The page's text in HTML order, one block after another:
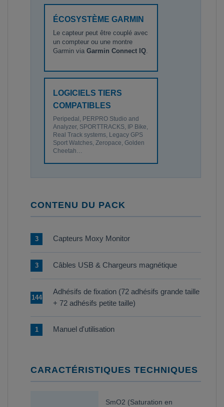
ÉCOSYSTÈME GARMIN
Le capteur peut être couplé avec
un compteur ou une montre
Garmin via Garmin Connect IQ
LOGICIELS TIERS
COMPATIBLES
Peripedal, PERPRO Studio and
Analyzer, SPORTTRACKS, IP Bike,
Real Track systems, Legacy GPS
Sport Watches, Zeropace, Golden
Cheetah…
CONTENU DU PACK
3 Capteurs Moxy Monitor
3 Câbles USB & Chargeurs magnétique
144
Adhésifs de fixation (72 adhésifs grande taille
+ 72 adhésifs petite taille)
1 Manuel d'utilisation
CARACTÉRISTIQUES TECHNIQUES
SmO2 (Saturation en